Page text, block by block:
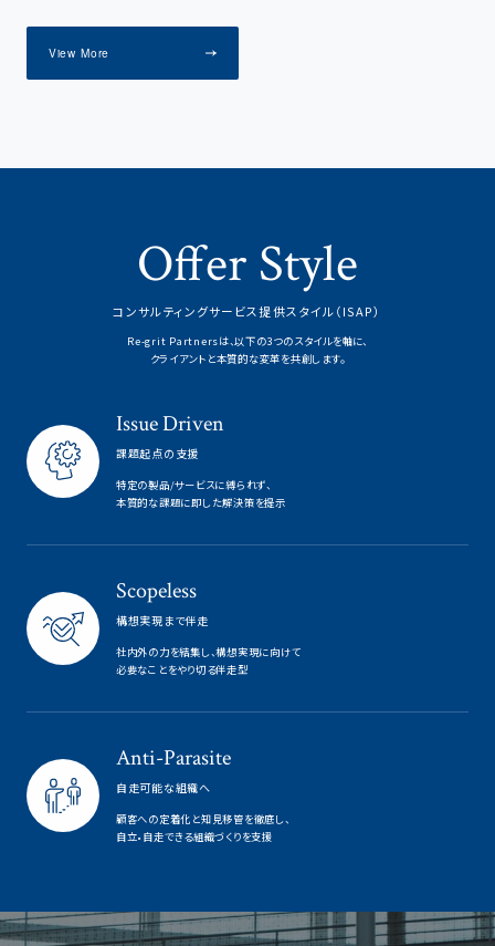
View More
Offer Style
コンサルティングサービス提供スタイル（ISAP）
Re-grit Partnersは、以下の3つのスタイルを軸に、
クライアントと本質的な変革を共創します。
Issue Driven
課題起点の支援
特定の製品/サービスに縛られず、
本質的な課題に即した解決策を提示
Scopeless
構想実現まで伴走
社内外の力を結集し、構想実現に向けて
必要なことをやり切る伴走型
Anti-Parasite
自走可能な組織へ
顧客への定着化と知見移管を徹底し、
自立•自走できる組織づくりを支援